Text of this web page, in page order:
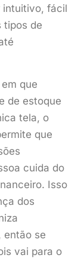
intuitivo, fácil
tipos de
que
de estoque
tela, o
que
cuida do
Isso
dos
então se
vai para o